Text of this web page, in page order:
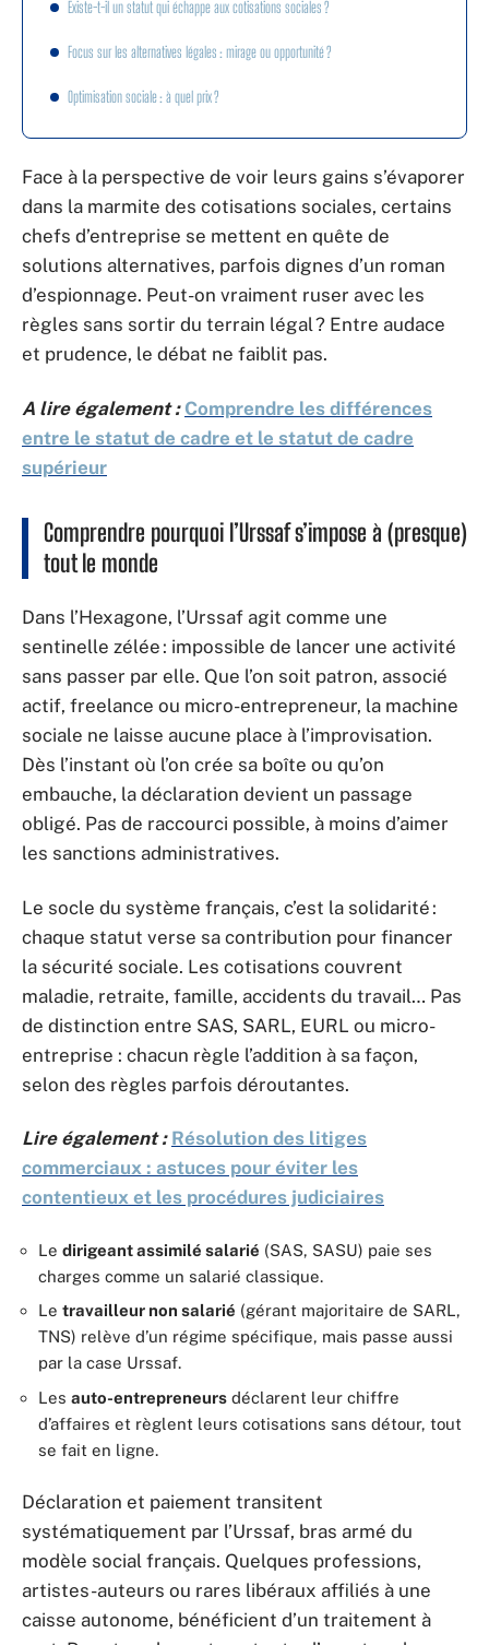
Existe-t-il un statut qui échappe aux cotisations sociales ?
Focus sur les alternatives légales : mirage ou opportunité ?
Optimisation sociale : à quel prix ?
Face à la perspective de voir leurs gains s’évaporer
dans la marmite des cotisations sociales, certains
chefs d’entreprise se mettent en quête de
solutions alternatives, parfois dignes d’un roman
d’espionnage. Peut-on vraiment ruser avec les
règles sans sortir du terrain légal ? Entre audace
et prudence, le débat ne faiblit pas.
A lire également : Comprendre les différences
entre le statut de cadre et le statut de cadre
supérieur
Comprendre pourquoi l’Urssaf s’impose à (presque)
tout le monde
Dans l’Hexagone, l’Urssaf agit comme une
sentinelle zélée : impossible de lancer une activité
sans passer par elle. Que l’on soit patron, associé
actif, freelance ou micro-entrepreneur, la machine
sociale ne laisse aucune place à l’improvisation.
Dès l’instant où l’on crée sa boîte ou qu’on
embauche, la déclaration devient un passage
obligé. Pas de raccourci possible, à moins d’aimer
les sanctions administratives.
Le socle du système français, c’est la solidarité :
chaque statut verse sa contribution pour financer
la sécurité sociale. Les cotisations couvrent
maladie, retraite, famille, accidents du travail… Pas
de distinction entre SAS, SARL, EURL ou micro-
entreprise : chacun règle l’addition à sa façon,
selon des règles parfois déroutantes.
Lire également : Résolution des litiges
commerciaux : astuces pour éviter les
contentieux et les procédures judiciaires
Le dirigeant assimilé salarié (SAS, SASU) paie ses
charges comme un salarié classique.
Le travailleur non salarié (gérant majoritaire de SARL,
TNS) relève d’un régime spécifique, mais passe aussi
par la case Urssaf.
Les auto-entrepreneurs déclarent leur chiffre
d’affaires et règlent leurs cotisations sans détour, tout
se fait en ligne.
Déclaration et paiement transitent
systématiquement par l’Urssaf, bras armé du
modèle social français. Quelques professions,
artistes-auteurs ou rares libéraux affiliés à une
caisse autonome, bénéficient d’un traitement à